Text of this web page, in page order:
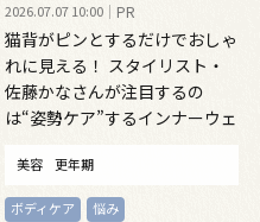
2026.07.07 10:00 PR
猫背がピンとするだけでおしゃ
れに見える！ スタイリスト・
佐藤かなさんが注目するの
は“姿勢ケア”するインナーウェ
美容 更年期
ボディケア 悩み